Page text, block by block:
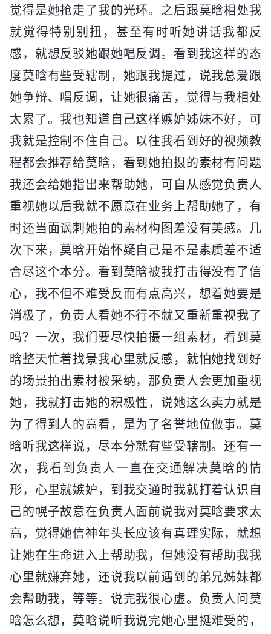
觉得是她抢走了我的光环。之后跟莫晗相处我
就觉得特别别扭，甚至有时听她讲话我都反
感，就想反驳她跟她唱反调。看到我这样的态
度莫晗有些受辖制，她跟我提过，说我总爱跟
她争辩、唱反调，让她很痛苦，觉得与我相处
太累了。我也知道自己这样嫉妒姊妹不好，可
我就是控制不住自己。以往我看到好的视频教
程都会推荐给莫晗，看到她拍摄的素材有问题
我还会给她指出来帮助她，可自从感觉负责人
重视她以后我就不愿意在业务上帮助她了，有
时还当面讽刺她拍的素材构图差没有美感。几
次下来，莫晗开始怀疑自己是不是素质差不适
合尽这个本分。看到莫晗被我打击得没有了信
心，我不但不难受反而有点高兴，想着她要是
消极了，负责人看她不行不就又重新重视我了
吗？一次，我们要尽快拍摄一组素材，看到莫
晗整天忙着找景我心里就反感，就怕她找到好
的场景拍出素材被采纳，那负责人会更加重视
她，我就打击她的积极性，说她这么卖力就是
为了得到人的高看，是为了名誉地位做事。莫
晗听我这样说，尽本分就有些受辖制。还有一
次，我看到负责人一直在交通解决莫晗的情
形，心里就嫉妒，到我交通时我就打着认识自
己的幌子故意在负责人面前说我对莫晗要求太
高，觉得她信神年头长应该有真理实际，就想
让她在生命进入上帮助我，但她没有帮助我我
心里就嫌弃她，还说我以前遇到的弟兄姊妹都
会帮助我，等等。说完我很心虚。负责人问莫
晗怎么想，莫晗说听我说完她心里挺难受的，